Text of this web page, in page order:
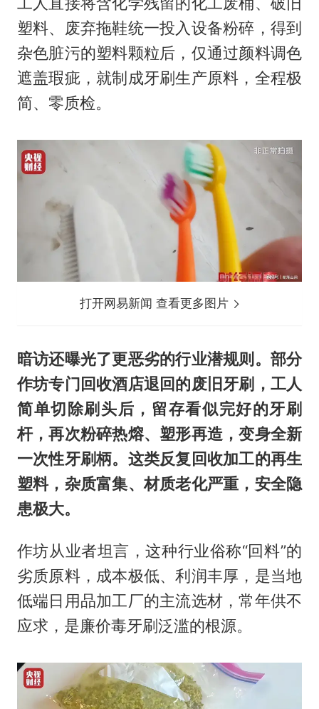
塑料、废弃拖鞋统一投入设备粉碎，得到
杂色脏污的塑料颗粒后，仅通过颜料调色
遮盖瑕疵，就制成牙刷生产原料，全程极
简、零质检。
打开网易新闻 查看更多图片
暗访还曝光了更恶劣的行业潜规则。部分
作坊专门回收酒店退回的废旧牙刷，工人
简单切除刷头后，留存看似完好的牙刷
杆，再次粉碎热熔、塑形再造，变身全新
一次性牙刷柄。这类反复回收加工的再生
塑料，杂质富集、材质老化严重，安全隐
患极大。
作坊从业者坦言，这种行业俗称“回料”的
劣质原料，成本极低、利润丰厚，是当地
低端日用品加工厂的主流选材，常年供不
应求，是廉价毒牙刷泛滥的根源。